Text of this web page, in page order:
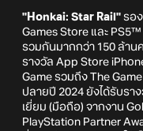
"Honkai: Star Rail" รอ
Games Store และ
รวมกันมากกว่า 150 ล้าน
รางวัล App Store
Game รวมถึง The Game
ปลายปี 2024 ยังได้รับรา
เยี่ยม (มือถือ) จากงาน
PlayStation Partner